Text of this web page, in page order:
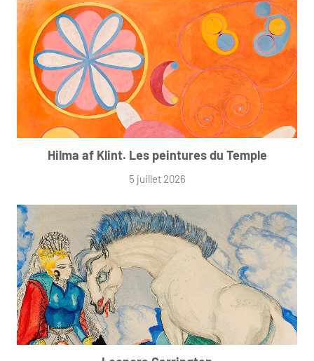
Hilma af Klint. Les peintures du Temple
5 juillet 2026